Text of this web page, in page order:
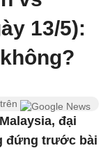
13/5):
đại
đứng trước bài